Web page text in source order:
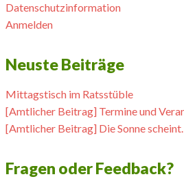
Datenschutzinformation
Anmelden
Neuste Beiträge
Mittagstisch im Ratsstüble
[Amtlicher Beitrag] Termine und
[Amtlicher Beitrag] Die Sonne
Fragen oder Feedback?